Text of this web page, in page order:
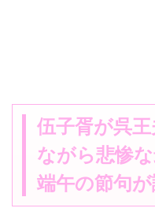
伍子胥が呉
ながら悲惨
端午の節句